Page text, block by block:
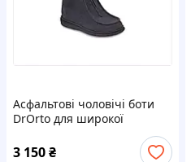
Асфальтові чоловічі боти
DrOrto для широкої
3 150₴